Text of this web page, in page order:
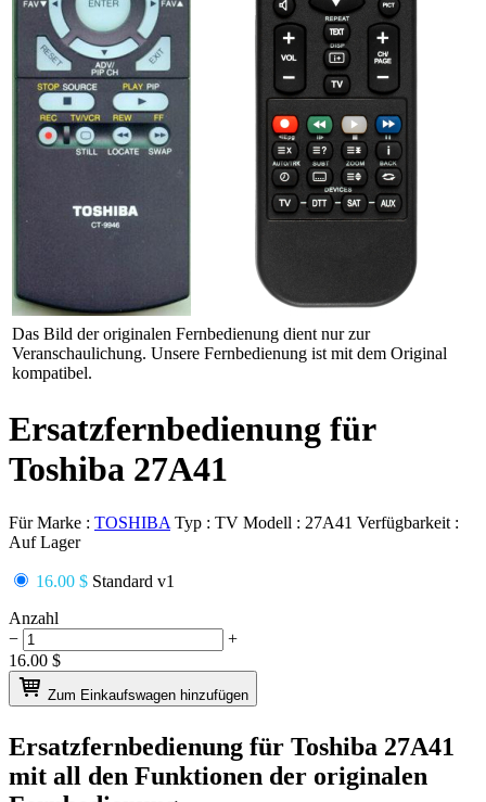
Das Bild der originalen Fernbedienung dient nur zur
Veranschaulichung. Unsere Fernbedienung ist mit dem Original
kompatibel.
Ersatzfernbedienung für
Toshiba 27A41
Für Marke : TOSHIBA Typ : TV Modell : 27A41 Verfügbarkeit :
Auf Lager
16.00 $ Standard v1
Anzahl
−
+
16.00 $
Zum Einkaufswagen hinzufügen
Ersatzfernbedienung für Toshiba 27A41
mit all den Funktionen der originalen